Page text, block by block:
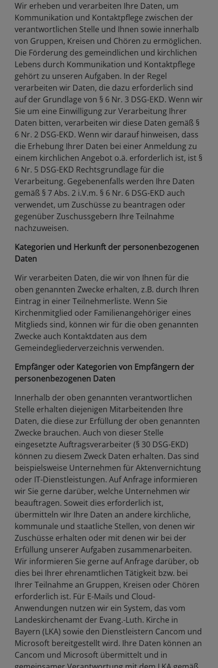
Wir erheben und verarbeiten Ihre Daten, um
Kommunikation und Kontaktpflege zwischen der
verantwortlichen Stelle und Ihnen sowie innerhalb
von Gruppen, Kreisen und Chören zu ermöglichen.
Die Förderung des gemeindlichen und kirchlichen
Lebens durch Kommunikation und Kontaktpflege
gehört zu unseren Aufgaben. In der Regel
verarbeiten wir Daten, die dazu erforderlich sind
auf der Grundlage von § 6 Nr. 3 DSG-EKD. Wenn wir
Sie um eine Einwilligung zur Verarbeitung Ihrer
Daten bitten, verarbeiten wir diese Daten gemäß §
6 Nr. 2 DSG-EKD. Wenn wir darauf hinweisen, dass
die Erhebung Ihrer Daten bei einer Anmeldung zu
einem kirchlichen Angebot o.ä. erforderlich ist, ist §
6 Nr. 5 DSG-EKD Rechtsgrundlage für die
Verarbeitung. Gegebenenfalls werden Ihre Daten
gemäß § 7 Abs. 2 i.V.m. § 6 Nr. 6 DSG-EKD auch
verwendet, um Zuschüsse zu beantragen oder
gegenüber Zuschussgebern Ihre Teilnahme
nachzuweisen.
Kategorien und Herkunft der personenbezogenen
Daten
Wir verarbeiten Daten, die wir von Ihnen für die
oben genannten Zwecke erhalten, z.B. durch Ihren
Eintrag in einer Teilnehmerliste. Wenn Sie
Kirchenmitglied oder Familienangehöriger eines
Mitglieds sind, können wir für die oben genannten
Zwecke auch Kontaktdaten aus dem
Gemeindegliederverzeichnis verwenden.
Empfänger oder Kategorien von Empfängern der
personenbezogenen Daten
Innerhalb der oben genannten verantwortlichen
Stelle erhalten diejenigen Mitarbeitenden Ihre
Daten, die diese zur Erfüllung der oben genannten
Zwecke brauchen. Auch von dieser Stelle
eingesetzte Auftragsverarbeiter (§ 30 DSG-EKD)
können zu diesem Zweck Daten erhalten. Das sind
beispielsweise Unternehmen für Aktenvernichtung
oder IT-Dienstleistungen. Auf Anfrage informieren
wir Sie gerne darüber, welche Unternehmen wir
beauftragen. Soweit dies erforderlich ist,
übermitteln wir Ihre Daten an andere kirchliche,
kommunale und staatliche Stellen, von denen wir
Zuschüsse erhalten oder mit denen wir bei der
Erfüllung unserer Aufgaben zusammenarbeiten.
Wir informieren Sie gerne auf Anfrage darüber, ob
dies bei Ihrer ehrenamtlichen Tätigkeit bzw. bei
Ihrer Teilnahme an Gruppen, Kreisen oder Chören
erforderlich ist. Für E-Mails und Cloud-
Anwendungen nutzen wir ein System, das vom
Landeskirchenamt der Evang.-Luth. Kirche in
Bayern (LKA) sowie den Dienstleistern Cancom und
Microsoft bereitgestellt wird. Ihre Daten können an
Cancom und Microsoft übermittelt und in